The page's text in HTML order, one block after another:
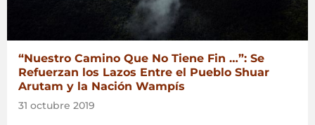
“Nuestro Camino Que No Tiene Fin …”: Se
Refuerzan los Lazos Entre el Pueblo Shuar
Arutam y la Nación Wampís
31 octubre 2019